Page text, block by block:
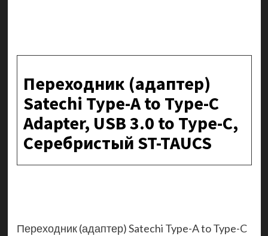
Переходник (адаптер)
Satechi Type-A to Type-C
Adapter, USB 3.0 to Type-C,
Серебристый ST-TAUCS
Переходник (адаптер) Satechi Type-A to Type-C